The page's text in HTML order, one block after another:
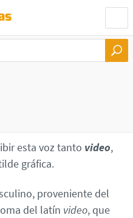
esta voz tanto video,
gráfica.
proveniente del
del latín video, que